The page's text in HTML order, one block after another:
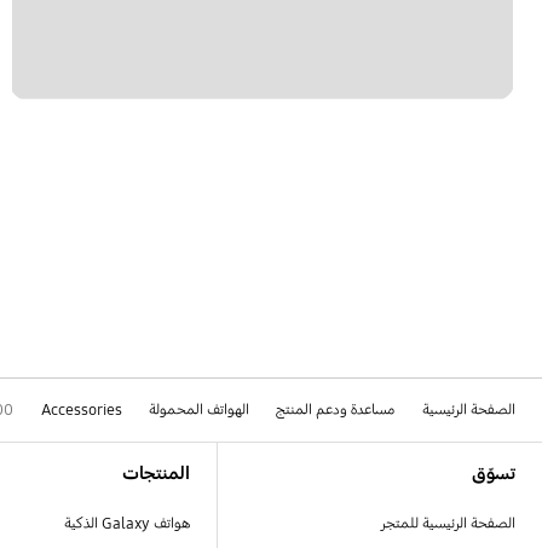
الصفحة الرئيسية مساعدة ودعم المنتج الهواتف المحمولة Accessories
تسوّق
الصفحة الرئيسية للمتجر
المنتجات
هواتف Galaxy الذكية